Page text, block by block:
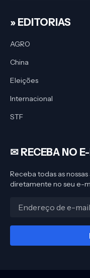
» EDITORIAS
AGRO
China
Eleições
Internacional
STF
✉︎ RECEBA NO
Receba todas as
diretamente no seu e-